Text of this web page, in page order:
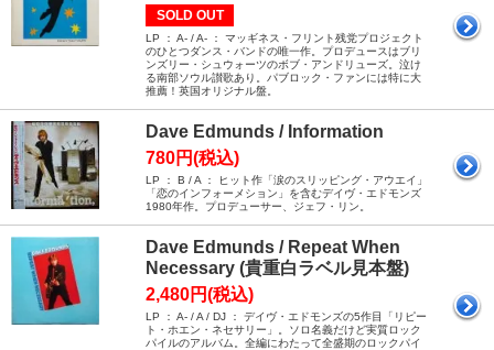
SOLD OUT
LP ： A- / A- ： マッギネス・フリント残党プロジェクト
のひとつダンス・バンドの唯一作。プロデュースはブリ
ンズリー・シュウォーツのボブ・アンドリューズ。泣け
る南部ソウル讃歌あり。パブロック・ファンには特に大
推薦！英国オリジナル盤。
Dave Edmunds / Information
780円(税込)
LP ： B / A ： ヒット作「涙のスリッピング・アウエイ」
「恋のインフォーメション」を含むデイヴ・エドモンズ
1980年作。プロデューサー、ジェフ・リン。
Dave Edmunds / Repeat When
Necessary (貴重白ラベル見本盤)
2,480円(税込)
LP ： A- / A / DJ ： デイヴ・エドモンズの5作目「リピー
ト・ホエン・ネセサリー」。ソロ名義だけど実質ロック
パイルのアルバム。全編にわたって全盛期のロックパイ